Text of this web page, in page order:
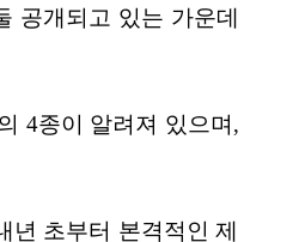
공개되고 있는 가운데
4종이 알려져 있으며,
년 초부터 본격적인 제